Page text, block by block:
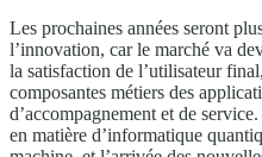
Les prochaines années seront
l’innovation, car le marché va
la satisfaction de l’utilisateur
composantes métiers des
d’accompagnement et de
en matière d’informatique